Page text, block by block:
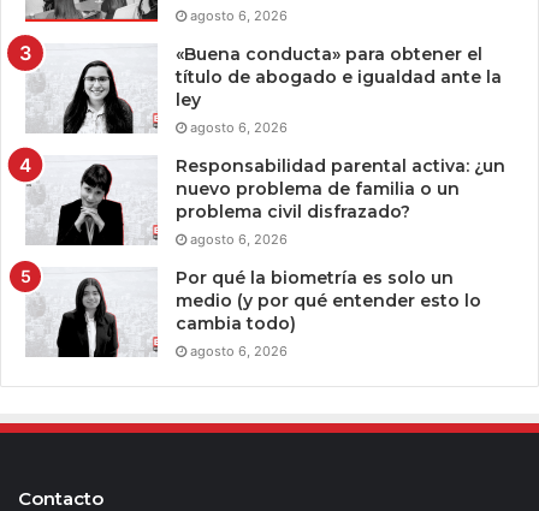
agosto 6, 2026
«Buena conducta» para obtener el
título de abogado e igualdad ante la
ley
agosto 6, 2026
Responsabilidad parental activa: ¿un
nuevo problema de familia o un
problema civil disfrazado?
agosto 6, 2026
Por qué la biometría es solo un
medio (y por qué entender esto lo
cambia todo)
agosto 6, 2026
Contacto